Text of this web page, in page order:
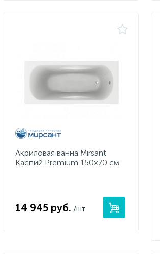
Акриловая ванна Mirsant
Каспий Premium 150x70 см
14 945 руб. /шт